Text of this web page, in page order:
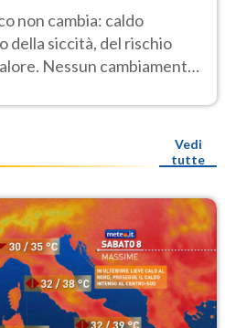
non cambia: caldo
della siccità, del rischio
Nessun cambiamento
Vedi
tutte